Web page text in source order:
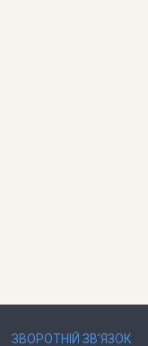
ЗВОРОТНІЙ ЗВ’ЯЗОК